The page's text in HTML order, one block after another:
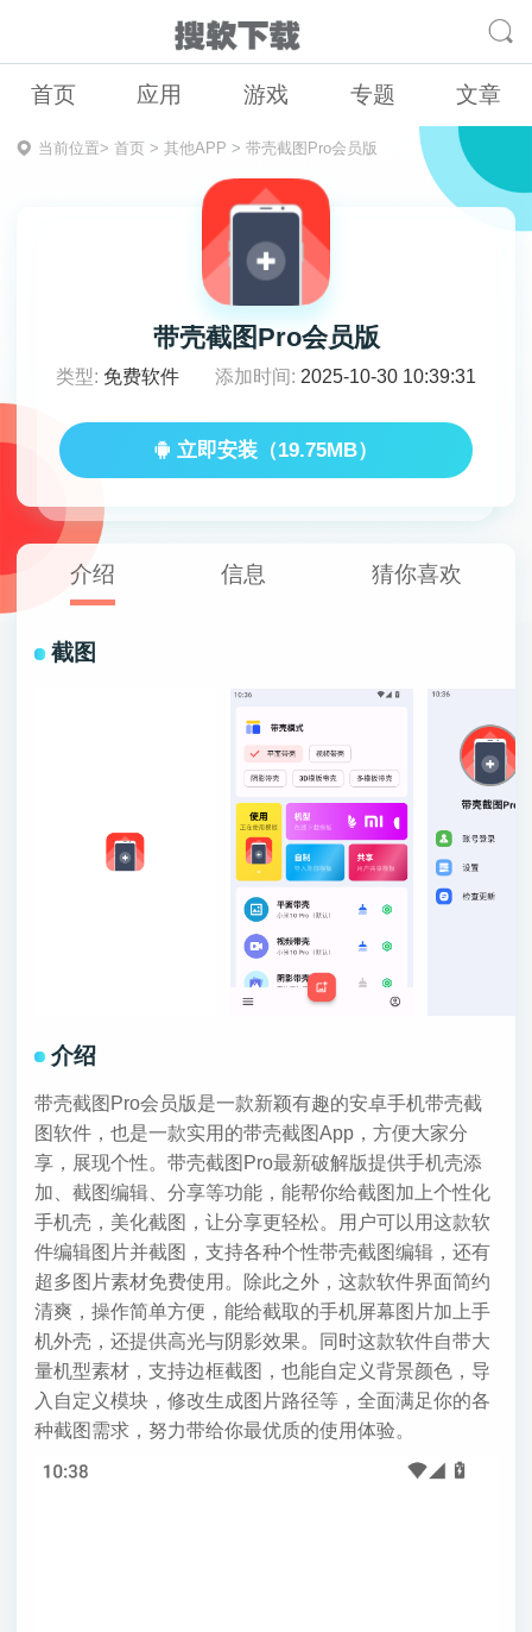
首页 应用 游戏 专题 文章
当前位置> 首页> 其他APP > 带壳截图Pro会员版
带壳截图Pro会员版
类型: 免费软件 添加时间: 2025-10-30 10:39:31
立即安装（19.75MB）
介绍 信息 猜你喜欢
截图
介绍
带壳截图Pro会员版是一款新颖有趣的安卓手机带壳截
图软件，也是一款实用的带壳截图App，方便大家分
享，展现个性。带壳截图Pro最新破解版提供手机壳添
加、截图编辑、分享等功能，能帮你给截图加上个性化
手机壳，美化截图，让分享更轻松。用户可以用这款软
件编辑图片并截图，支持各种个性带壳截图编辑，还有
超多图片素材免费使用。除此之外，这款软件界面简约
清爽，操作简单方便，能给截取的手机屏幕图片加上手
机外壳，还提供高光与阴影效果。同时这款软件自带大
量机型素材，支持边框截图，也能自定义背景颜色，导
入自定义模块，修改生成图片路径等，全面满足你的各
种截图需求，努力带给你最优质的使用体验。